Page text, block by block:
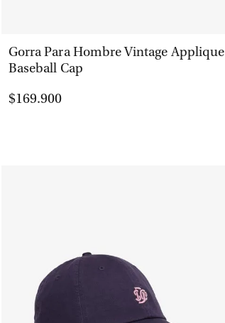
VISTA RÁPIDA
Gorra Para Hombre Vintage Applique
Baseball Cap
$169.900